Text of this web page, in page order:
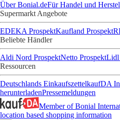
Über Bonial.deFür Handel und
Supermarkt Angebote
EDEKA ProspektKaufland Prospekt
Beliebte Händler
Aldi Nord ProspektNetto ProspektLidl
Ressourcen
Deutschlands EinkaufszettelkaufDA
herunterladenPressemeldungen
Member of Bonial
location based shopping information